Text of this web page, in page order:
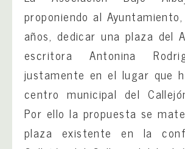
proponiendo al
años, dedicar una plaza del
escritora Antonina
justamente en el lugar que
centro municipal del
Por ello la propuesta se
plaza existente en la